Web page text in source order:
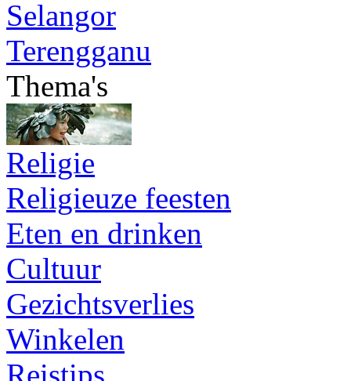
Selangor
Terengganu
Thema's
Religie
Religieuze feesten
Eten en drinken
Cultuur
Gezichtsverlies
Winkelen